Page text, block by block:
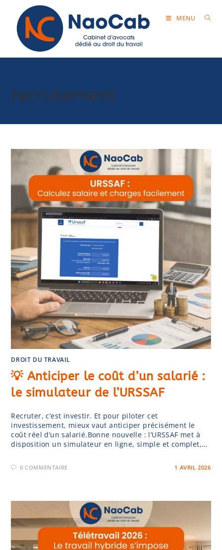
MENU
recrutement
DROIT DU TRAVAIL
💡 Anticiper le coût d’un salarié :
le simulateur de l’URSSAF
Recruter, c’est investir. Et pour piloter cet
investissement, mieux vaut anticiper précisément le
coût réel d’un salarié.Bonne nouvelle : l’URSSAF met à
disposition un simulateur en ligne, simple et complet,…
0 COMMENTAIRE 1 AVRIL 2026